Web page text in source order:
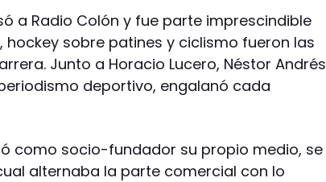
a Radio Colón y fue parte imprescindible
hockey sobre patines y ciclismo fueron las
Junto a Horacio Lucero, Néstor Andrés
deportivo, engalanó cada
como socio-fundador su propio medio, se
alternaba la parte comercial con lo